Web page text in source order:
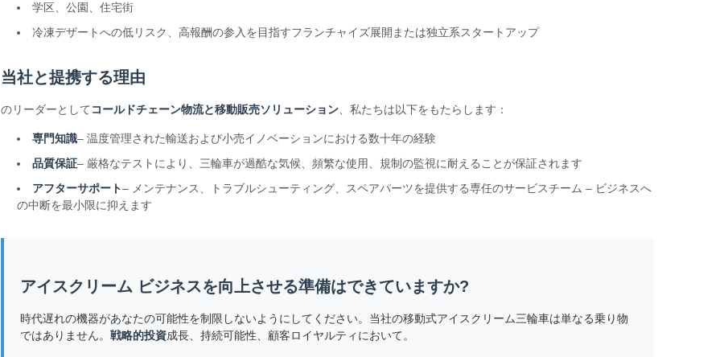
学区、公園、住宅街
冷凍デザートへの低リスク、高報酬の参入を目指すフランチャイズ展開または独立系スタートアップ
当社と提携する理由
のリーダーとして コールドチェーン物流と移動販売ソリューション 、私たちは以下をもたらします：
専門知識– 温度管理された輸送および小売イノベーションにおける数十年の経験
品質保証– 厳格なテストにより、三輪車が過酷な気候、頻繁な使用、規制の監視に耐えることが保証されます
アフターサポート– メンテナンス、トラブルシューティング、スペアパーツを提供する専任のサービスチーム – ビジネスへ
の中断を最小限に抑えます
アイスクリーム ビジネスを向上させる準備はできていますか?
時代遅れの機器があなたの可能性を制限しないようにしてください。当社の移動式アイスクリーム三輪車は単なる乗り物
ではありません。 戦略的投資成長、持続可能性、顧客ロイヤルティにおいて。